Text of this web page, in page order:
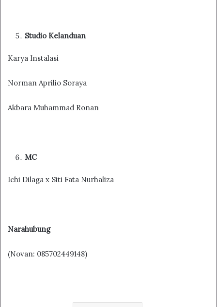
Studio Kelanduan
Karya Instalasi
Norman Aprilio Soraya
Akbara Muhammad Ronan
MC
Ichi Dilaga x Siti Fata Nurhaliza
Narahubung
(Novan: 085702449148)